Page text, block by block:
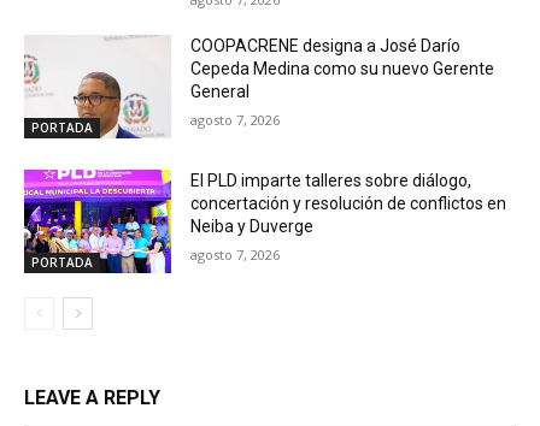
PORTADA
COOPACRENE designa a José Darío
Cepeda Medina como su nuevo Gerente
General
agosto 7, 2026
PORTADA
El PLD imparte talleres sobre diálogo,
concertación y resolución de conflictos en
Neiba y Duverge
agosto 7, 2026
LEAVE A REPLY